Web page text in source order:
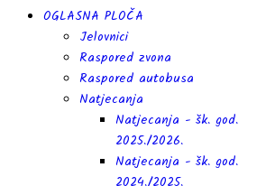
OGLASNA PLOČA
Jelovnici
Raspored zvona
Raspored autobusa
Natjecanja
Natjecanja - šk. god.
2025./2026.
Natjecanja - šk. god.